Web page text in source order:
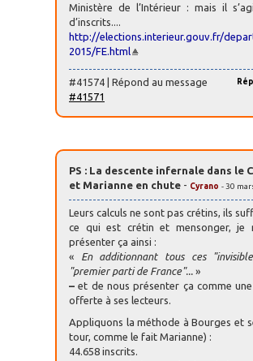
Ministère de l’Intérieur : mais il
d’inscrits....
http://elections.interieur.gouv.fr/
2015/FE.html
#41574 | Répond au message
#41571
PS : La descente infernale dans le
et Marianne en chute - Cyrano - 30
Leurs calculs ne sont pas crétins, ils
ce qui est crétin et mensonger, je
présenter ça ainsi :
« En additionnant tous ces
"premier parti de France"... »
– et de nous présenter ça comme
offerte à ses lecteurs.
Appliquons la méthode à Bourges et
tour, comme le fait Marianne) :
44.658 inscrits.